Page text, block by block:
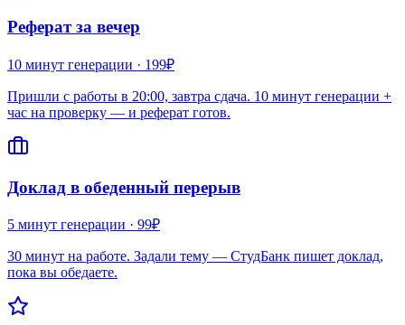
Реферат за вечер
10 минут генерации · 199₽
Пришли с работы в 20:00, завтра сдача. 10 минут генерации +
час на проверку — и реферат готов.
Доклад в обеденный перерыв
5 минут генерации · 99₽
30 минут на работе. Задали тему — СтудБанк пишет доклад,
пока вы обедаете.